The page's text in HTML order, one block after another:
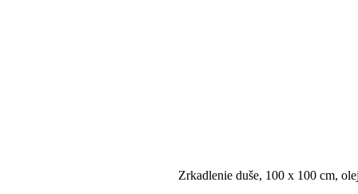
Zrkadlenie duše, 100 x 100 cm,